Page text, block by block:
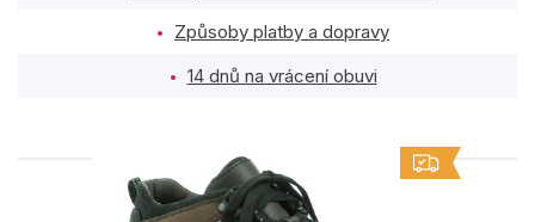
Způsoby platby a dopravy
14 dnů na vrácení obuvi